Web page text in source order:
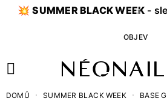
💥SUMMER BLACK WEEK -
OBJEV
DOMŮ SUMMER BLACK WEEK BASE